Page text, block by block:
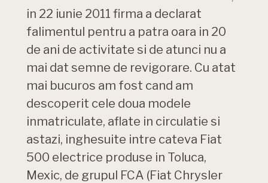
in 22 iunie 2011 firma a declarat
falimentul pentru a patra oara in 20
de ani de activitate si de atunci nu a
mai dat semne de revigorare. Cu atat
mai bucuros am fost cand am
descoperit cele doua modele
inmatriculate, aflate in circulatie si
astazi, inghesuite intre cateva Fiat
500 electrice produse in Toluca,
Mexic, de grupul FCA (Fiat Chrysler